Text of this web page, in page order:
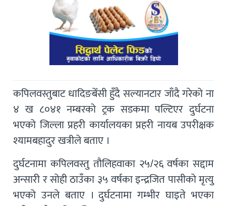
कपिलवस्तुबाट धादिङबेँसी हुँदै सल्यानटार जाँदै गरेको ना
४ ख ८०४१ नम्बरको ट्रक सडकमा पल्टिएर दुर्घटना
भएको जिल्ला प्रहरी कार्यालयका प्रहरी नायब उपरीक्षक
श्यामबहादुर खत्रीले बताए ।
दुर्घटनामा कपिलवस्तु तौलिहवाका २५/२६ वर्षका सद्दाम
अन्सारी र सोही ठाउँका ३५ वर्षका इन्द्रजित पासीको मृत्यु
भएको उनले बताए । दुर्घटनामा गम्भीर घाइते भएका